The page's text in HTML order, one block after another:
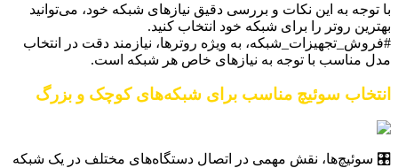
با توجه به این نکات و بررسی دقیق نیازهای شبکه خود، می‌توانید
بهترین روتر را برای شبکه خود انتخاب کنید.
#فروش_تجهیزات_شبکه، به ویژه روترها، نیازمند دقت در انتخاب
مدل مناسب با توجه به نیازهای خاص هر شبکه است.
انتخاب سوئیچ مناسب برای شبکه‌های کوچک و بزرگ
🎛️ سوئیچ‌ها، نقش مهمی در اتصال دستگاه‌های مختلف در یک شبکه